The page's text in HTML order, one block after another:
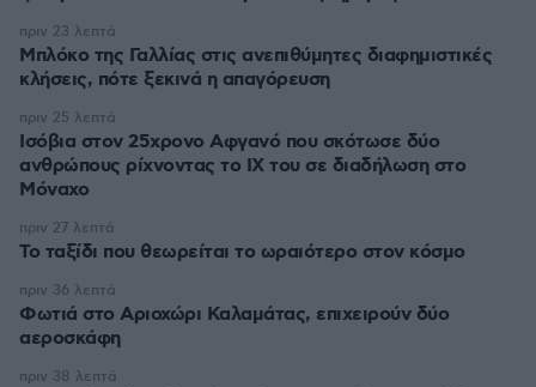
Μπλόκο της Γαλλίας στις ανεπιθύμητες διαφημιστικές
κλήσεις, πότε ξεκινά η απαγόρευση
πριν 23 λεπτά
Ισόβια στον 25χρονο Αφγανό που σκότωσε δύο
ανθρώπους ρίχνοντας το ΙΧ του σε διαδήλωση στο
Μόναχο
πριν 25 λεπτά
Το ταξίδι που θεωρείται το ωραιότερο στον κόσμο
πριν 27 λεπτά
Φωτιά στο Αριοχώρι Καλαμάτας, επιχειρούν δύο
αεροσκάφη
πριν 36 λεπτά
πριν 38 λεπτά